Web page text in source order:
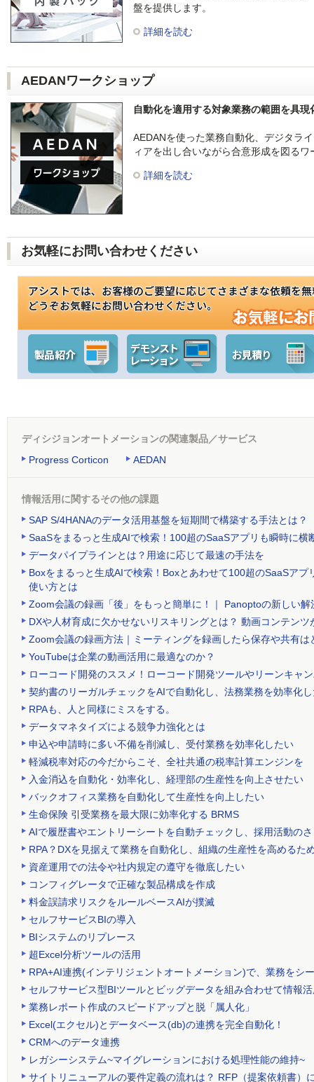
盤を提供します。
詳細を読む
AEDANワークショップ
自動化を適用する対象業務の範囲を具現
AEDANを使った業務自動化、デジタラ
ィアを出し合いながら合意形成を図る
詳細を読む
お気軽にお問い合わせください
ディシジョンオートメーションの関連製品／サービス
Progress Corticon
AEDAN
情報活用に関するその他の課題
SAP S/4HANAのデータ活用基盤を短期間で構築する手法とは？
SaaSをまるっと生成AIで検索！100超のSaaSアプリも瞬時に
データパイプラインとは？用途に応じて最速の手法を
Boxをまるっと生成AIで検索！Boxとあわせて100超のSaaSア
使い方とは
Zoom会議の録画「後」をもっと簡単に！｜ Panoptoの新しい解
DXや人材育成に欠かせないリスキリングとは？ 動画コンテンツ
Zoom会議の録画方法｜ミーティングを録画したら保存や共有は
YouTubeは企業の動画活用に最適なのか？
ローコード開発のススメ！ローコード開発ツールやリーンキャ
契約書のリーガルチェックをAIで自動化し、法務業務を効率化
RPAも、人と同様にミスをする。
データマネタイズによる競争力強化とは
申込や申請時に多い不備を削減し、受付業務を効率化したい
軽減税率対応の今だからこそ、全社共通の税率計算エンジンを
入金消込を自動化・効率化し、経理部の生産性を向上させたい
バックオフィス業務を自動化して生産性を向上したい
生命保険 引受業務を最大限に効率化する BRMS
AIで履歴書やエントリーシートを自動チェックし、採用活動の
RPA？DXを見据えて業務を自動化し、組織の生産性を高めるた
資産運用での法令や社内規定の遵守を徹底したい
コンフィグレータで正確な製品構成を作成
料金誤請求リスクをルールベースAIが撲滅
セルフサービスBIの導入
BIシステムのリプレース
超Excel分析ツールの活用
RPA+AI連携(インテリジェントオートメーション)で、業務をシ
セルフサービス型BIツールとビッグデータを組み合わせて情報
業務レポート作成のスピードアップと脱「属人化」
Excel(エクセル)とデータベース(db)の連携を完全自動化！
CRMへのデータ連携
レガシーシステム~マイグレーションにおける処理性能の維持~
サイトリニューアルの要件定義の流れは？ RFP（提案依頼書）